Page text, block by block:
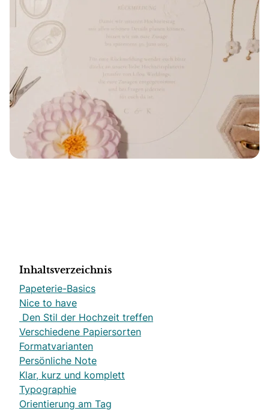
Inhaltsverzeichnis
Papeterie-Basics
Nice to have
Den Stil der Hochzeit treffen
Verschiedene Papiersorten
Formatvarianten
Persönliche Note
Klar, kurz und komplett
Typographie
Orientierung am Tag